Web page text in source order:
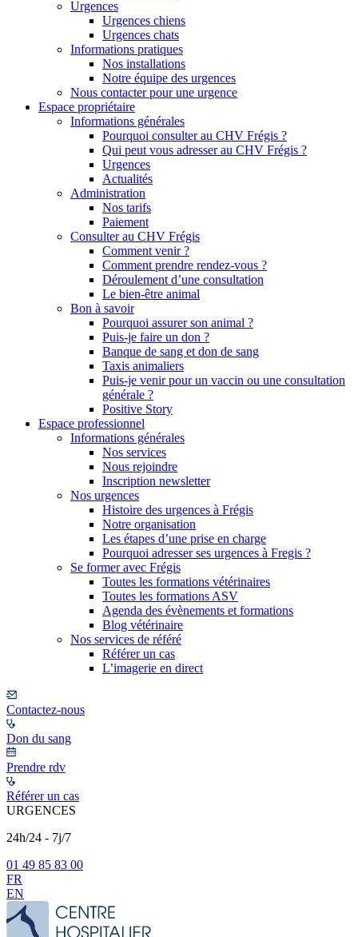
Urgences
Urgences chiens
Urgences chats
Informations pratiques
Nos installations
Notre équipe des urgences
Nous contacter pour une urgence
Espace propriétaire
Informations générales
Pourquoi consulter au CHV Frégis ?
Qui peut vous adresser au CHV Frégis ?
Urgences
Actualités
Administration
Nos tarifs
Paiement
Consulter au CHV Frégis
Comment venir ?
Comment prendre rendez-vous ?
Déroulement d’une consultation
Le bien-être animal
Bon à savoir
Pourquoi assurer son animal ?
Puis-je faire un don ?
Banque de sang et don de sang
Taxis animaliers
Puis-je venir pour un vaccin ou une consultation
générale ?
Positive Story
Espace professionnel
Informations générales
Nos services
Nous rejoindre
Inscription newsletter
Nos urgences
Histoire des urgences à Frégis
Notre organisation
Les étapes d’une prise en charge
Pourquoi adresser ses urgences à Fregis ?
Se former avec Frégis
Toutes les formations vétérinaires
Toutes les formations ASV
Agenda des évènements et formations
Blog vétérinaire
Nos services de référé
Référer un cas
L’imagerie en direct
Contactez-nous
Don du sang
Prendre rdv
Référer un cas
URGENCES
24h/24 - 7j/7
01 49 85 83 00
FR
EN